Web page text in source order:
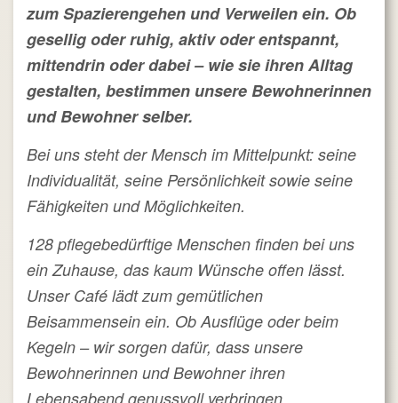
zum Spazierengehen und Verweilen ein. Ob
gesellig oder ruhig, aktiv oder entspannt,
mittendrin oder dabei – wie sie ihren Alltag
gestalten, bestimmen unsere Bewohnerinnen
und Bewohner selber.
Bei uns steht der Mensch im Mittelpunkt: seine
Individualität, seine Persönlichkeit sowie seine
Fähigkeiten und Möglichkeiten.
128 pflegebedürftige Menschen finden bei uns
ein Zuhause, das kaum Wünsche offen lässt.
Unser Café lädt zum gemütlichen
Beisammensein ein. Ob Ausflüge oder beim
Kegeln – wir sorgen dafür, dass unsere
Bewohnerinnen und Bewohner ihren
Lebensabend genussvoll verbringen.